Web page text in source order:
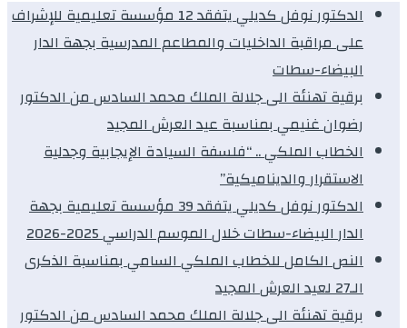
الدكتور نوفل كديلي يتفقد 12 مؤسسة تعليمية للإشراف
على مراقبة الداخليات والمطاعم المدرسية بجهة الدار
البيضاء-سطات
برقية تهنئة الى جلالة الملك محمد السادس من الدكتور
رضوان غنيمي بمناسبة عيد العرش المجيد
الخطاب الملكي .. “فلسفة السيادة الإيجابية وجدلية
الاستقرار والديناميكية”
الدكتور نوفل كديلي يتفقد 39 مؤسسة تعليمية بجهة
الدار البيضاء-سطات خلال الموسم الدراسي 2025-2026
النص الكامل للخطاب الملكي السامي بمناسبة الذكرى
الـ27 لعيد العرش المجيد
برقية تهنئة الى جلالة الملك محمد السادس من الدكتور